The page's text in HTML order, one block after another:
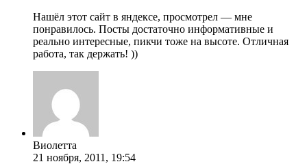
Нашёл этот сайт в яндексе, просмотрел — мне
понравилось. Посты достаточно информативные и
реально интересные, пикчи тоже на высоте. Отличная
работа, так держать! ))
Виолетта
21 ноября, 2011, 19:54